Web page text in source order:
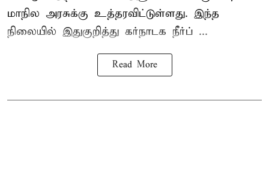
மாநில அரசுக்கு உத்தரவிட்டுள்ளது. இந்த
நிலையில் இதுகுறித்து கர்நாடக நீர்ப் ...
Read More